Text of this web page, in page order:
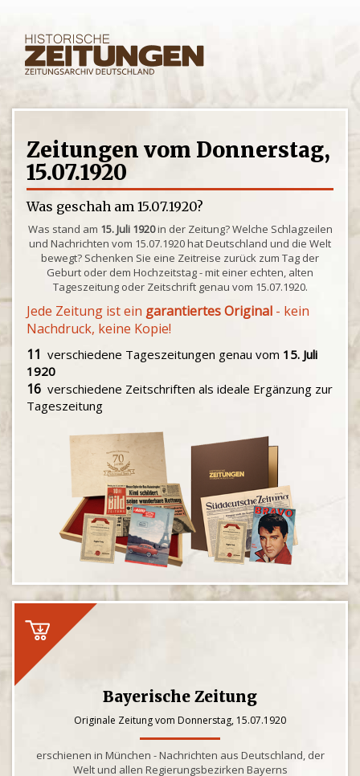
Zeitungen vom Donnerstag,
15.07.1920
Was geschah am 15.07.1920?
Was stand am 15. Juli 1920in der Zeitung? Welche Schlagzeilen
und Nachrichten vom 15.07.1920 hat Deutschland und die Welt
bewegt? Schenken Sie eine Zeitreise zurück zum Tag der
Geburt oder dem Hochzeitstag - mit einer echten, alten
Tageszeitung oder Zeitschrift genau vom 15.07.1920.
Jede Zeitung ist ein garantiertes Original - kein
Nachdruck, keine Kopie!
11 verschiedene Tageszeitungen genau vom 15. Juli
1920
16 verschiedene Zeitschriften als ideale Ergänzung zur
Tageszeitung
Bayerische Zeitung
Originale Zeitung vom Donnerstag, 15.07.1920
erschienen in München - Nachrichten aus Deutschland, der
Welt und allen Regierungsbezirken Bayerns